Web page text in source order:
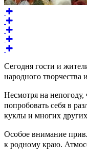
Сегодня гости и
народного творчества
Несмотря на
попробовать себя в
куклы и многих
Особое внимание
к родному краю.